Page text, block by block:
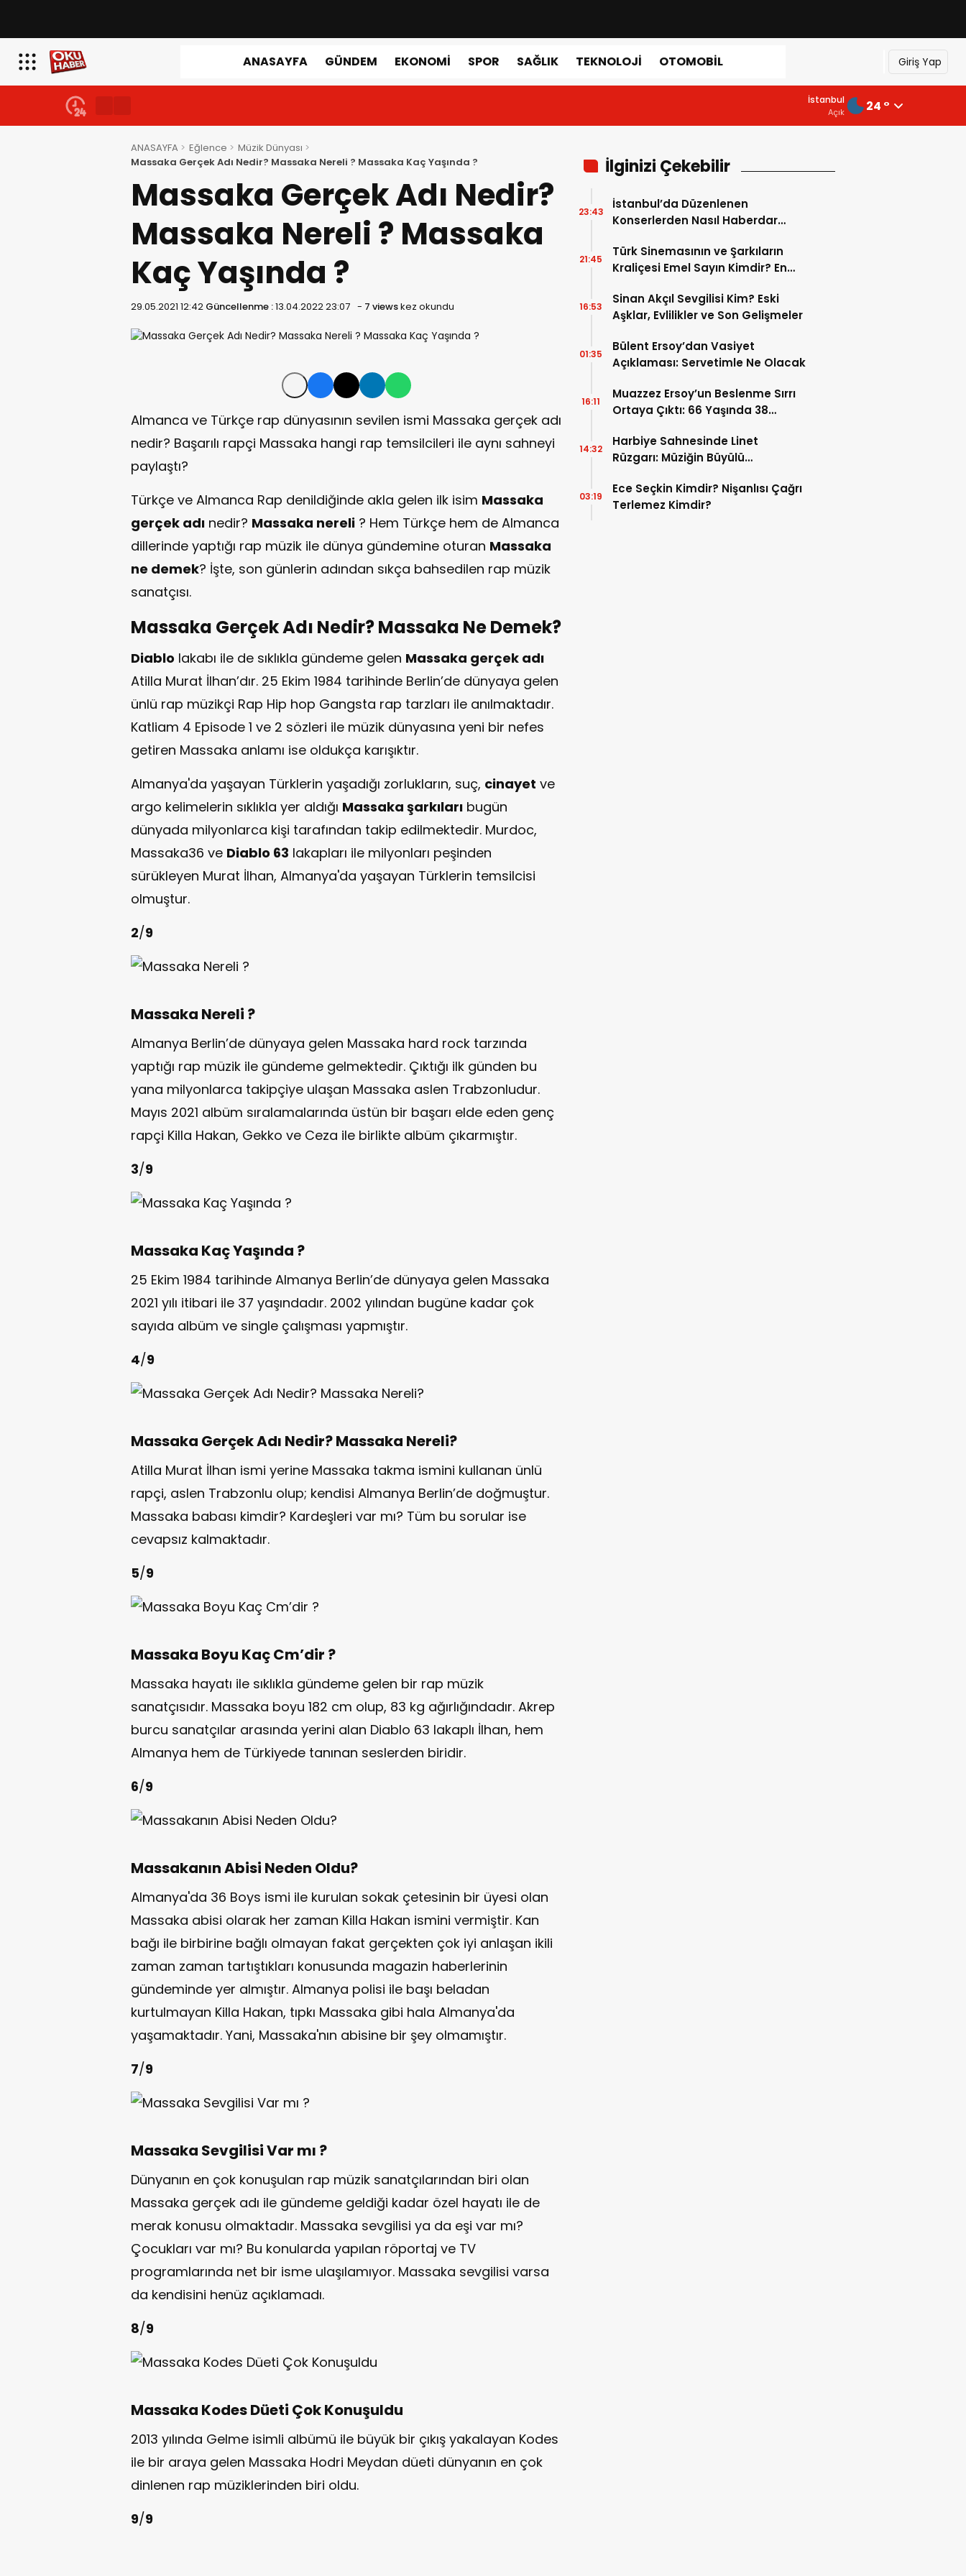
ANASAYFA GÜNDEM EKONOMI SPOR SAĞLIK TEKNOLOJI OTOMOBIL Giriş Yap
İstanbul
Açık 24 °
ANASAYFA Eğlence
Müzik Dünyası
Massaka Gerçek Adı Nedir? Massaka Nereli ? Massaka Kaç Yaşında ?
Massaka Gerçek Adı Nedir?
Massaka Nereli ? Massaka
Kaç Yaşında ?
29.05.2021 12:42 Güncellenme :13.04.2022 23:07 - 7 viewskez okundu
Almanca ve Türkçe rap dünyasının sevilen ismi Massaka gerçek adı
nedir? Başarılı rapçi Massaka hangi rap temsilcileri ile aynı sahneyi
paylaştı?
Türkçe ve Almanca Rap denildiğinde akla gelen ilk isim Massaka
gerçek adı nedir? Massaka nereli ? Hem Türkçe hem de Almanca
dillerinde yaptığı rap müzik ile dünya gündemine oturan Massaka
ne demek? İşte, son günlerin adından sıkça bahsedilen rap müzik
sanatçısı.
Massaka Gerçek Adı Nedir? Massaka Ne Demek?
Diablo lakabı ile de sıklıkla gündeme gelen Massaka gerçek adı
Atilla Murat İlhan’dır. 25 Ekim 1984 tarihinde Berlin’de dünyaya gelen
ünlü rap müzikçi Rap Hip hop Gangsta rap tarzları ile anılmaktadır.
Katliam 4 Episode 1 ve 2 sözleri ile müzik dünyasına yeni bir nefes
getiren Massaka anlamı ise oldukça karışıktır.
Almanya'da yaşayan Türklerin yaşadığı zorlukların, suç, cinayet ve
argo kelimelerin sıklıkla yer aldığı Massaka şarkıları bugün
dünyada milyonlarca kişi tarafından takip edilmektedir. Murdoc,
Massaka36 ve Diablo 63 lakapları ile milyonları peşinden
sürükleyen Murat İlhan, Almanya'da yaşayan Türklerin temsilcisi
olmuştur.
2/9
Massaka Nereli ?
Almanya Berlin’de dünyaya gelen Massaka hard rock tarzında
yaptığı rap müzik ile gündeme gelmektedir. Çıktığı ilk günden bu
yana milyonlarca takipçiye ulaşan Massaka aslen Trabzonludur.
Mayıs 2021 albüm sıralamalarında üstün bir başarı elde eden genç
rapçi Killa Hakan, Gekko ve Ceza ile birlikte albüm çıkarmıştır.
3/9
Massaka Kaç Yaşında ?
25 Ekim 1984 tarihinde Almanya Berlin’de dünyaya gelen Massaka
2021 yılı itibari ile 37 yaşındadır. 2002 yılından bugüne kadar çok
sayıda albüm ve single çalışması yapmıştır.
4/9
Massaka Gerçek Adı Nedir? Massaka Nereli?
Atilla Murat İlhan ismi yerine Massaka takma ismini kullanan ünlü
rapçi, aslen Trabzonlu olup; kendisi Almanya Berlin’de doğmuştur.
Massaka babası kimdir? Kardeşleri var mı? Tüm bu sorular ise
cevapsız kalmaktadır.
5/9
Massaka Boyu Kaç Cm’dir ?
Massaka hayatı ile sıklıkla gündeme gelen bir rap müzik
sanatçısıdır. Massaka boyu 182 cm olup, 83 kg ağırlığındadır. Akrep
burcu sanatçılar arasında yerini alan Diablo 63 lakaplı İlhan, hem
Almanya hem de Türkiyede tanınan seslerden biridir.
6/9
Massakanın Abisi Neden Oldu?
Almanya'da 36 Boys ismi ile kurulan sokak çetesinin bir üyesi olan
Massaka abisi olarak her zaman Killa Hakan ismini vermiştir. Kan
bağı ile birbirine bağlı olmayan fakat gerçekten çok iyi anlaşan ikili
zaman zaman tartıştıkları konusunda magazin haberlerinin
gündeminde yer almıştır. Almanya polisi ile başı beladan
kurtulmayan Killa Hakan, tıpkı Massaka gibi hala Almanya'da
yaşamaktadır. Yani, Massaka'nın abisine bir şey olmamıştır.
7/9
Massaka Sevgilisi Var mı ?
Dünyanın en çok konuşulan rap müzik sanatçılarından biri olan
Massaka gerçek adı ile gündeme geldiği kadar özel hayatı ile de
merak konusu olmaktadır. Massaka sevgilisi ya da eşi var mı?
Çocukları var mı? Bu konularda yapılan röportaj ve TV
programlarında net bir isme ulaşılamıyor. Massaka sevgilisi varsa
da kendisini henüz açıklamadı.
8/9
Massaka Kodes Düeti Çok Konuşuldu
2013 yılında Gelme isimli albümü ile büyük bir çıkış yakalayan Kodes
ile bir araya gelen Massaka Hodri Meydan düeti dünyanın en çok
dinlenen rap müziklerinden biri oldu.
9/9
İlginizi Çekebilir
İstanbul’da Düzenlenen
Konserlerden Nasıl Haberdar
23:43
Türk Sinemasının ve Şarkıların
Kraliçesi Emel Sayın Kimdir? En
Şarkıları!
21:45
Sinan Akçıl Sevgilisi Kim? Eski
Aşklar, Evlilikler ve Son Gelişmeler
16:53
Bülent Ersoy’dan Vasiyet
Açıklaması: Servetimle Ne Olacak
01:35
Muazzez Ersoy’un Beslenme Sırrı
Ortaya Çıktı: 66 Yaşında 38
16:11
Harbiye Sahnesinde Linet
Rüzgarı: Müziğin Büyülü
14:32
Ece Seçkin Kimdir? Nişanlısı Çağrı
Terlemez Kimdir?
03:19